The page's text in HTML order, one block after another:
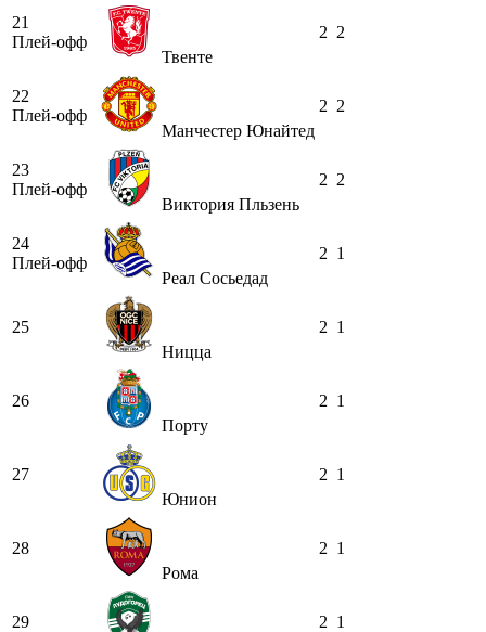
21
Плей-офф
Твенте
2 2
22
Плей-офф
Манчестер Юнайтед
2 2
23
Плей-офф
Виктория Пльзень
2 2
24
Плей-офф
Реал Сосьедад
2 1
25
Ницца
2 1
26
Порту
2 1
27
Юнион
2 1
28
Рома
2 1
29
2 1